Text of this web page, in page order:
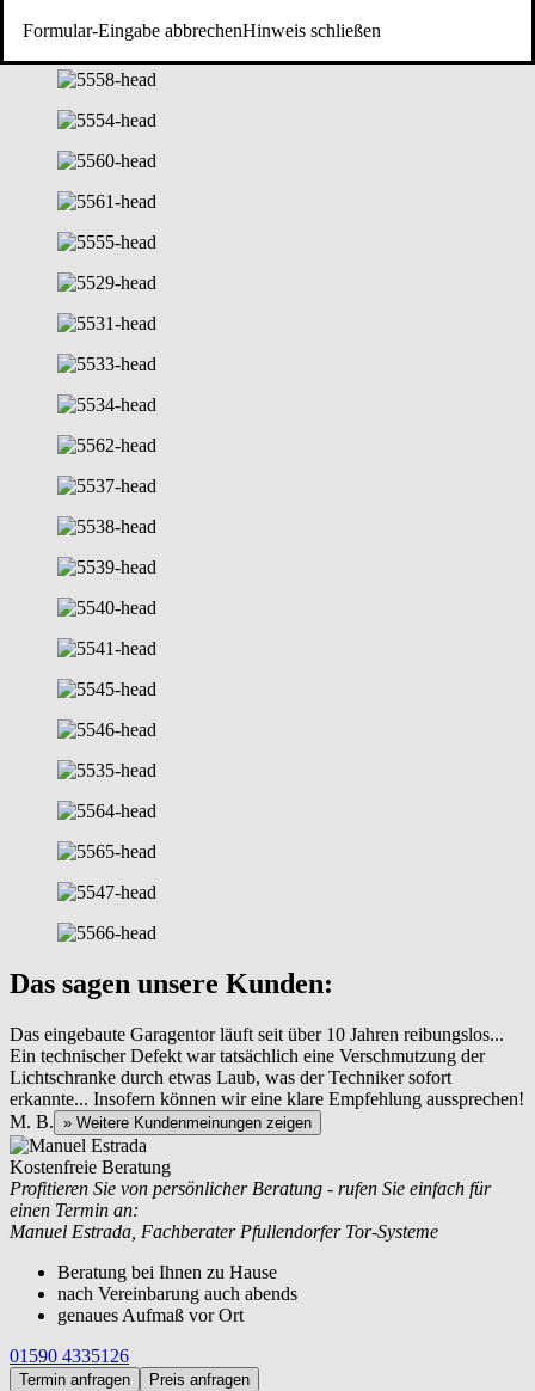
Das sagen unsere Kunden:
Das eingebaute Garagentor läuft seit über 10 Jahren reibungslos...
Ein technischer Defekt war tatsächlich eine Verschmutzung der
Lichtschranke durch etwas Laub, was der Techniker sofort
erkannte... Insofern können wir eine klare Empfehlung aussprechen!
M. B. » Weitere Kundenmeinungen zeigen
Kostenfreie Beratung
Profitieren Sie von persönlicher Beratung - rufen Sie einfach für
einen Termin an:
Manuel Estrada, Fachberater Pfullendorfer Tor-Systeme
Beratung bei Ihnen zu Hause
nach Vereinbarung auch abends
genaues Aufmaß vor Ort
01590 4335126
Termin anfragen Preis anfragen
Formular-Eingabe abbrechenHinweis schließen